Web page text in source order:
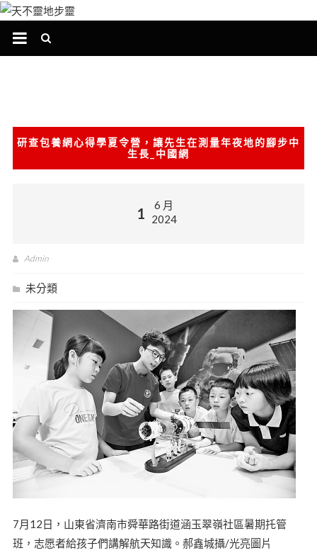
跳
研查包養網心得學夏令營，讓先生在測量年夜地的腳步中
生長_中國網
1
6 月
2024
Admin
未分類
7月12日，山東省濟南市舜華路街道涵玉翠嶺社區暑期托管
班，志愿者給孩子們講解航天知識。郝鑫城攝/光亮圖片